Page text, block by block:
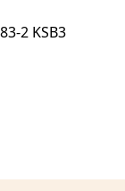
2 KSB3